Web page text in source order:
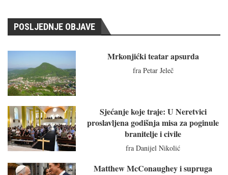
POSLJEDNJE OBJAVE
Mrkonjićki teatar apsurda
fra Petar Jeleč
Sjećanje koje traje: U Neretvici
proslavljena godišnja misa za poginule
branitelje i civile
fra Danijel Nikolić
Matthew McConaughey i supruga